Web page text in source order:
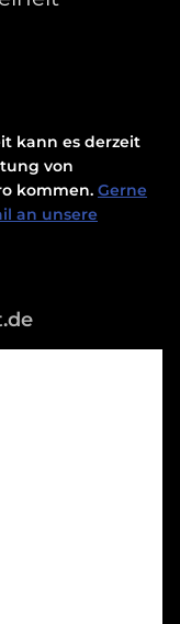
kann es derzeit
von
kommen. Gerne
an unsere